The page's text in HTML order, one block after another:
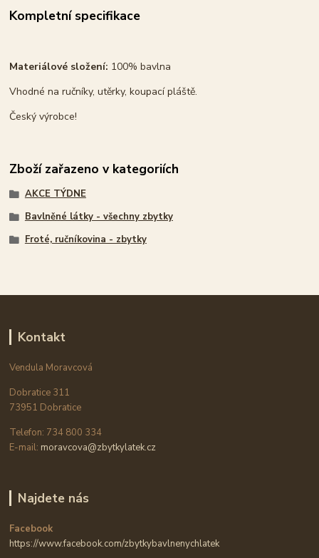
Kompletní specifikace
Materiálové složení: 100% bavlna
Vhodné na ručníky, utěrky, koupací pláště.
Český výrobce!
Zboží zařazeno v kategoriích
AKCE TÝDNE
Bavlněné látky - všechny zbytky
Froté, ručníkovina - zbytky
Kontakt
Vendula Moravcová
Dobratice 311
73951 Dobratice
Telefon: 734 800 334
E-mail: moravcova@zbytkylatek.cz
Najdete nás
Facebook
https://www.facebook.com/zbytkybavlnenychlatek